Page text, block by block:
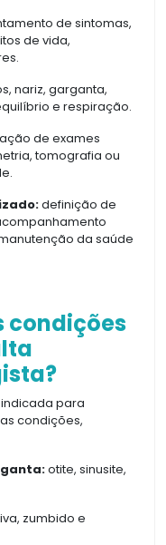
de sintomas,
de vida,
nariz, garganta,
e respiração.
de exames
tomografia ou
definição de
da saúde
condições
para
condições,
otite, sinusite,
zumbido e